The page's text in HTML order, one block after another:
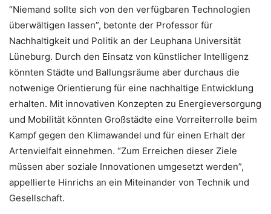
“Niemand sollte sich von den verfügbaren Technologien
überwältigen lassen”, betonte der Professor für
Nachhaltigkeit und Politik an der Leuphana Universität
Lüneburg. Durch den Einsatz von künstlicher Intelligenz
könnten Städte und Ballungsräume aber durchaus die
notwenige Orientierung für eine nachhaltige Entwicklung
erhalten. Mit innovativen Konzepten zu Energieversorgung
und Mobilität könnten Großstädte eine Vorreiterrolle beim
Kampf gegen den Klimawandel und für einen Erhalt der
Artenvielfalt einnehmen. “Zum Erreichen dieser Ziele
müssen aber soziale Innovationen umgesetzt werden”,
appellierte Hinrichs an ein Miteinander von Technik und
Gesellschaft.